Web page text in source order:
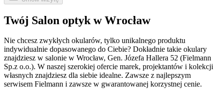
Twój Salon optyk w Wrocław
Nie chcesz zwykłych okularów, tylko unikalnego produktu
indywidualnie dopasowanego do Ciebie? Dokładnie takie okulary
znajdziesz w salonie w Wrocław, Gen. Józefa Hallera 52 (Fielmann
Sp.z o.o.). W naszej szerokiej ofercie marek, projektantów i kolekcji
własnych znajdziesz dla siebie idealne. Zawsze z najlepszym
serwisem Fielmann i zawsze w gwarantowanej korzystnej cenie.